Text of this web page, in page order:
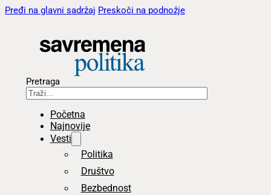
Pređi na glavni sadržaj Preskoči na podnožje
Pretraga
Početna
Najnovije
Vesti
Politika
Društvo
Bezbednost